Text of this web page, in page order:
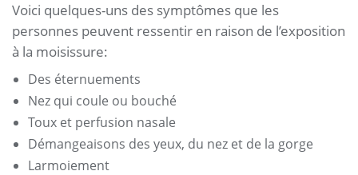
Voici quelques-uns des symptômes que les
personnes peuvent ressentir en raison de l’exposition
à la moisissure:
Des éternuements
Nez qui coule ou bouché
Toux et perfusion nasale
Démangeaisons des yeux, du nez et de la gorge
Larmoiement